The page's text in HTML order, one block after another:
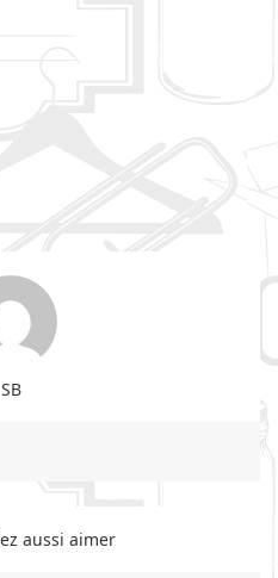
SB
aussi aimer